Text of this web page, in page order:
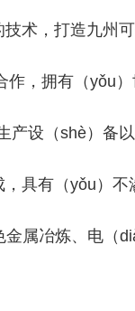
术，打造九州可
，拥有（yǒu
设（shè）备
具有（yǒu）
属冶炼、电（